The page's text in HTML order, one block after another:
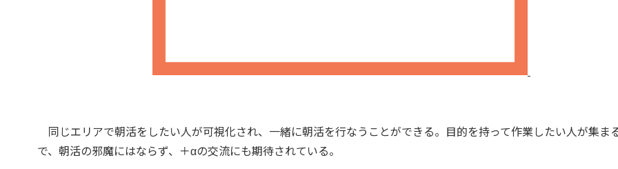
同じエリアで朝活をしたい人が可視化され、一緒に朝活を行なうことができる。目的を持って作業したい人が集ま
で、朝活の邪魔にはならず、＋αの交流にも期待されている。